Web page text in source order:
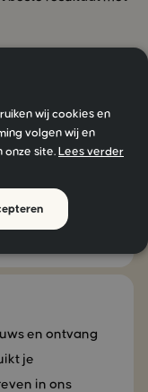
en ontvang
je
in ons
wij cookies en
volgen wij en
onze site. Lees verder